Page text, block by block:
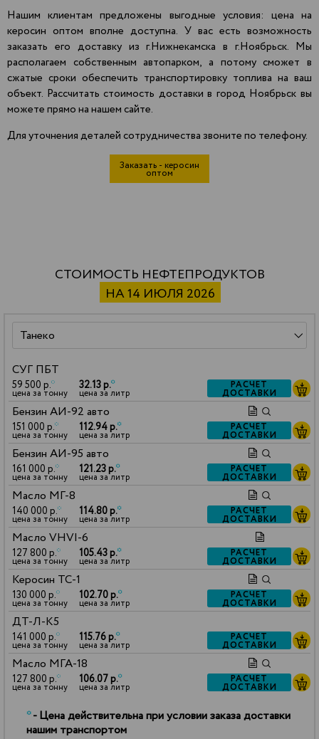
Нашим клиентам предложены выгодные условия: цена на
керосин оптом вполне доступна. У вас есть возможность
заказать его доставку из г.Нижнекамска в г.Ноябрьск. Мы
располагаем собственным автопарком, а потому сможет в
сжатые сроки обеспечить транспортировку топлива на ваш
объект. Рассчитать стоимость доставки в город Ноябрьск вы
можете прямо на нашем сайте.
Для уточнения деталей сотрудничества звоните по телефону.
Заказать - керосин
оптом
СТОИМОСТЬ НЕФТЕПРОДУКТОВ
НА 14 ИЮЛЯ 2026
СУГ ПБТ
59 500 р.*
цена за тонну
32.13 р.*
цена за литр
РАСЧЕТ
ДОСТАВКИ
Бензин АИ-92 авто
151 000 р.*
цена за тонну
112.94 р.*
цена за литр
РАСЧЕТ
ДОСТАВКИ
Бензин АИ-95 авто
161 000 р.*
цена за тонну
121.23 р.*
цена за литр
РАСЧЕТ
ДОСТАВКИ
Масло МГ-8
140 000 р.*
цена за тонну
114.80 р.*
цена за литр
РАСЧЕТ
ДОСТАВКИ
Масло VHVI-6
127 800 р.*
цена за тонну
105.43 р.*
цена за литр
РАСЧЕТ
ДОСТАВКИ
Керосин ТС-1
130 000 р.*
цена за тонну
102.70 р.*
цена за литр
РАСЧЕТ
ДОСТАВКИ
ДТ-Л-К5
141 000 р.*
цена за тонну
115.76 р.*
цена за литр
РАСЧЕТ
ДОСТАВКИ
Масло МГА-18
127 800 р.*
цена за тонну
106.07 р.*
цена за литр
РАСЧЕТ
ДОСТАВКИ
*- Цена действительна при условии заказа доставки
нашим транспортом